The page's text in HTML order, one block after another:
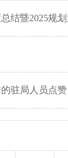
结暨2025规
驻局人员点赞